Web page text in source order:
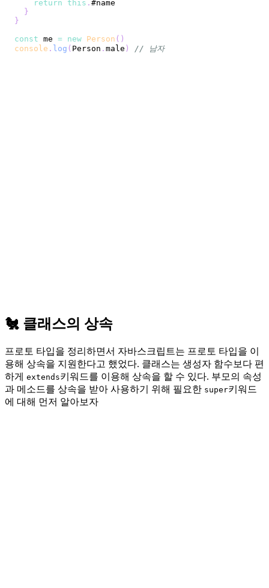
return this . #name
}
}
const me = new Person ( )
console . log ( Person . male ) // 남자
🐔 클래스의 상속
프로토 타입을 정리하면서 자바스크립트는 프로토 타입을 이
용해 상속을 지원한다고 했었다. 클래스는 생성자 함수보다 편
하게 extends키워드를 이용해 상속을 할 수 있다. 부모의 속성
과 메소드를 상속을 받아 사용하기 위해 필요한 super키워드
에 대해 먼저 알아보자